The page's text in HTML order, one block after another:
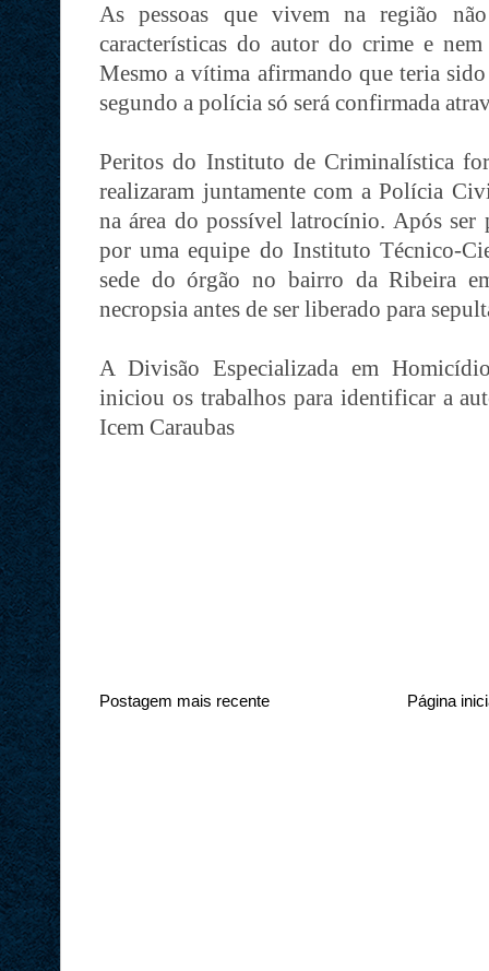
As pessoas que vivem na região
características do autor do crime e
Mesmo a vítima afirmando que teria
segundo a polícia só será confirmada
Peritos do Instituto de Criminalística
realizaram juntamente com a Polícia
na área do possível latrocínio. Após
por uma equipe do Instituto Técnico-
sede do órgão no bairro da Ribeira
necropsia antes de ser liberado para
A Divisão Especializada em
iniciou os trabalhos para identificar a
Icem Caraubas
Postagem mais recente Página